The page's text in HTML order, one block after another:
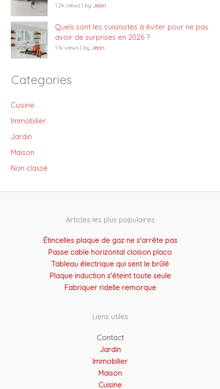
1.2k views | by Jean
Quels sont les cuisinistes à éviter pour ne pas
avoir de surprises en 2026 ?
1.1k views | by Jean
Categories
Cuisine
Immobilier
Jardin
Maison
Non classé
Articles les plus populaires
Étincelles plaque de gaz ne s'arrête pas
Passe cable horizontal cloison placo
Tableau électrique qui sent le brûlé
Plaque induction s'éteint toute seule
Fabriquer ridelle remorque
Liens utiles
Contact
Jardin
Immobilier
Maison
Cuisine